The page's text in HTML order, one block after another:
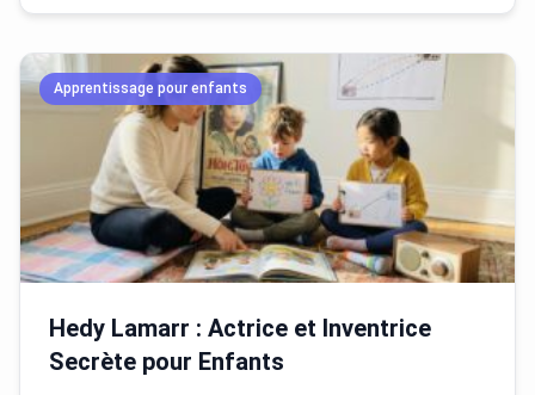
Apprentissage pour enfants
Hedy Lamarr : Actrice et Inventrice
Secrète pour Enfants